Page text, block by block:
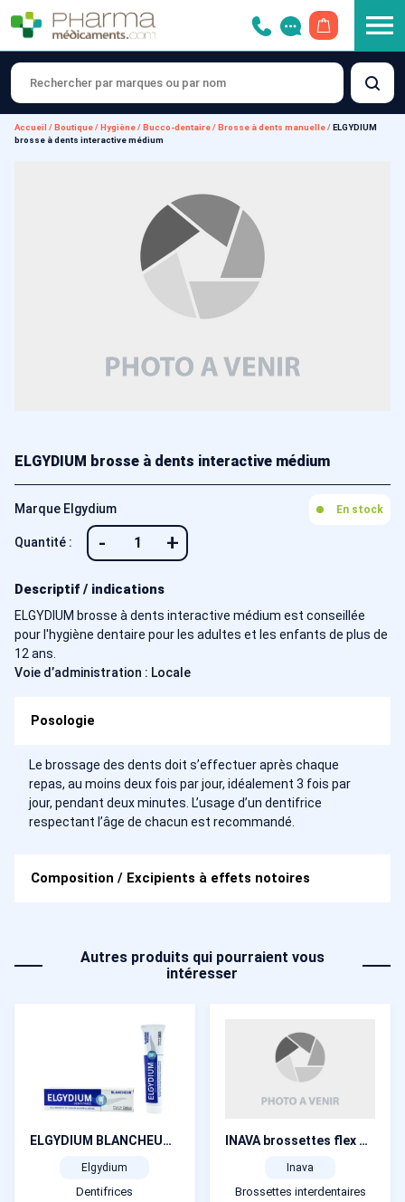
Accueil / Boutique/ Hygiène/ Bucco-dentaire/ Brosse à dents manuelle/ ELGYDIUM
brosse à dents interactive médium
ELGYDIUM brosse à dents interactive médium
Marque Elgydium En stock
Quantité : - +
Descriptif / indications
ELGYDIUM brosse à dents interactive médium est conseillée
pour l'hygiène dentaire pour les adultes et les enfants de plus de
12 ans.
Voie d’administration : Locale
Posologie
Le brossage des dents doit s’effectuer après chaque
repas, au moins deux fois par jour, idéalement 3 fois par
jour, pendant deux minutes. L’usage d’un dentifrice
respectant l’âge de chacun est recommandé.
Composition / Excipients à effets notoires
Autres produits qui pourraient vous
intéresser
ELGYDIUM BLANCHEUR tube 75 ml
Elgydium
Dentifrices
INAVA brossettes flex manche long N°1
Inava
Brossettes interdentaires